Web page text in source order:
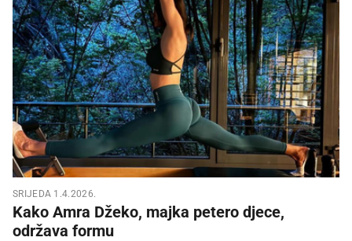
SRIJEDA 1.4.2026.
Kako Amra Džeko, majka petero djece,
održava formu